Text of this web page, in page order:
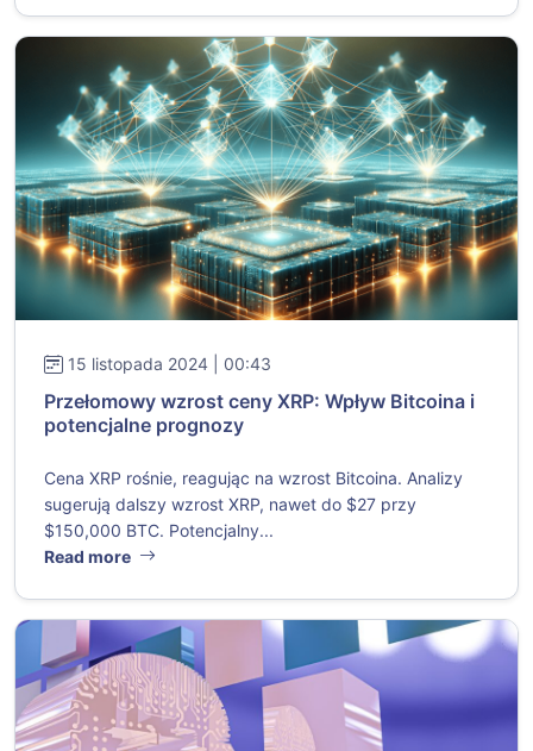
15 listopada 2024 | 00:43
Przełomowy wzrost ceny XRP: Wpływ Bitcoina i
potencjalne prognozy
Cena XRP rośnie, reagując na wzrost Bitcoina. Analizy
sugerują dalszy wzrost XRP, nawet do $27 przy
$150,000 BTC. Potencjalny...
Read more